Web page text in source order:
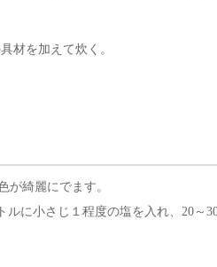
材を加えて炊く。
綺麗にでます。
に小さじ１程度の塩を入れ、20～